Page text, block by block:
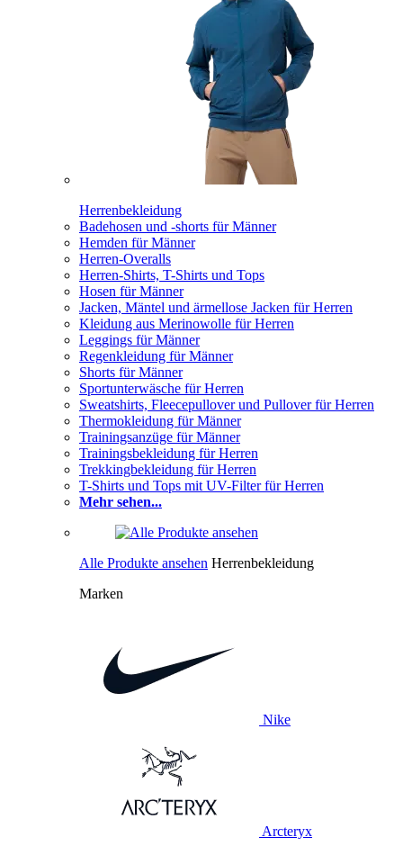
Herrenbekleidung
Badehosen und -shorts für Männer
Hemden für Männer
Herren-Overalls
Herren-Shirts, T-Shirts und Tops
Hosen für Männer
Jacken, Mäntel und ärmellose Jacken für Herren
Kleidung aus Merinowolle für Herren
Leggings für Männer
Regenkleidung für Männer
Shorts für Männer
Sportunterwäsche für Herren
Sweatshirts, Fleecepullover und Pullover für Herren
Thermokleidung für Männer
Trainingsanzüge für Männer
Trainingsbekleidung für Herren
Trekkingbekleidung für Herren
T-Shirts und Tops mit UV-Filter für Herren
Mehr sehen...
Alle Produkte ansehen Herrenbekleidung
Marken
Nike
Arcteryx